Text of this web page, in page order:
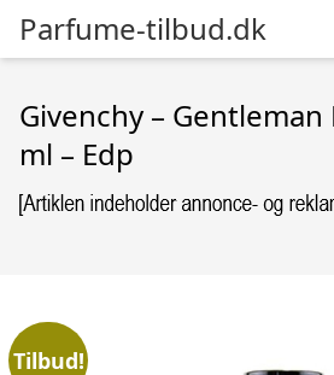
Parfume-tilbud.dk
Givenchy – Gentleman
ml – Edp
Tilbud!